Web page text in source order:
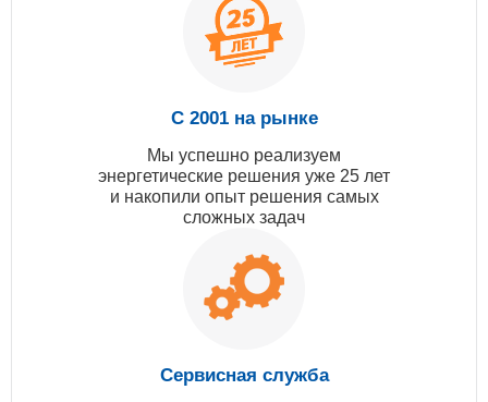
С 2001 на рынке
Мы успешно реализуем
энергетические решения уже 25 лет
и накопили опыт решения самых
сложных задач
Сервисная служба